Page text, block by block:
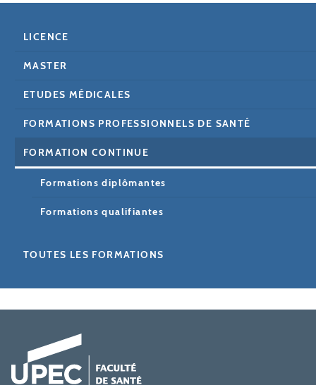
LICENCE
MASTER
ETUDES MÉDICALES
FORMATIONS PROFESSIONNELS DE SANTÉ
FORMATION CONTINUE
Formations diplômantes
Formations qualifiantes
TOUTES LES FORMATIONS